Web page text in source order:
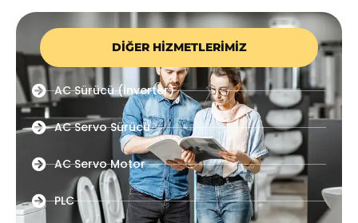
DIĞER HIZMETLERIMIZ
AC Sürücü (İnverter)
AC Servo Sürücü
AC Servo Motor
PLC